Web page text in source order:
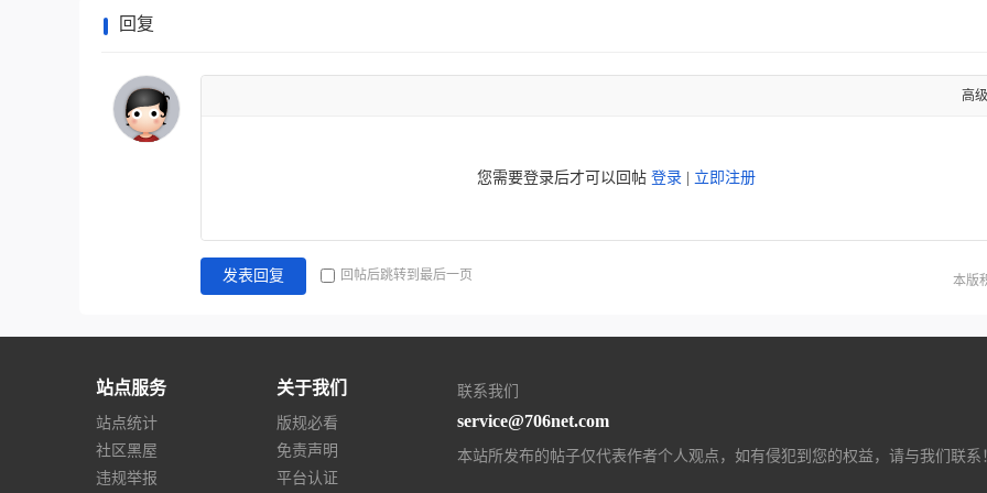
回复
高
您需要登录后才可以回帖 登录 立即注册
本版
发表回复 回帖后跳转到最后一页
站点服务
站点统计
社区黑屋
违规举报
关于我们
版规必看
免责声明
平台认证
联系我们
service@706net.com
本站所发布的帖子仅代表作者个人观点，如有侵犯到您的权益，请与我们联系